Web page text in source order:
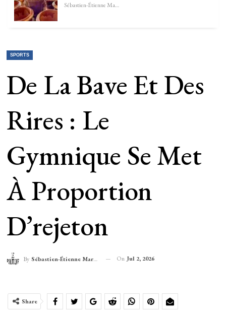
Sébastien-Étienne Marechal
SPORTS
De La Bave Et Des
Rires : Le
Gymnique Se Met
À Proportion
D’rejeton
By Sébastien-Étienne Marechal On Jul 2, 2026
Share